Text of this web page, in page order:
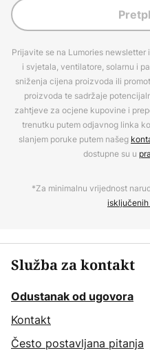
Prijavite se na Lumories
i svjetala, ventilatore, solarnu i
sniženja cijena proizvoda ili
proizvoda te sadržaje
zahtjeve za ocjene kupovine i
trenutku putem odjavnog linka
slanjem poruke putem našeg
dostupne su u
*Za minimalnu vrijednost
Služba za kontakt
Odustanak od ugovora
Kontakt
Često postavljana pitanja